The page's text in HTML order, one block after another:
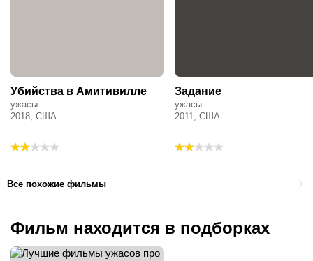
Убийства в Амитивилле
ужасы
2018, США
Задание
ужасы
2011, США
Все похожие фильмы
Фильм находится в подборках